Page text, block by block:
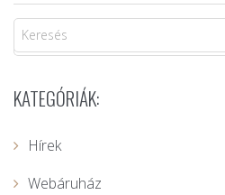
KATEGÓRIÁK:
Hírek
Webáruház